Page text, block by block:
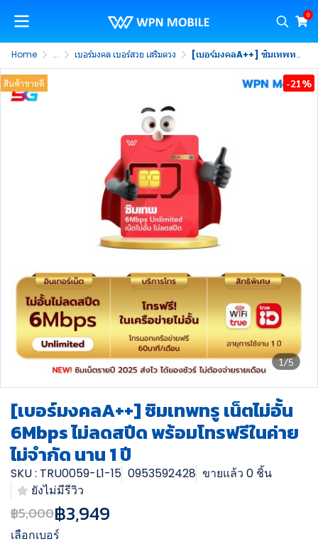
0
Home ... เบอร์มงคล เบอร์สวย เสริมดวง [เบอร์มงคลA++] ซิมเทพทรู เน็ตไม่อั้น 6Mbps ไม่ลดสปีด พร้อมโทรฟรีในค่าย ไม่จำกัด นาน 1 ปี
1/5
สินค้าขายดี -21%
[เบอร์มงคลA++] ซิมเทพทรู เน็ตไม่อั้น
6Mbps ไม่ลดสปีด พร้อมโทรฟรีในค่าย
ไม่จำกัด นาน 1 ปี
SKU : TRU0059-L1-15 0953592428 ขายแล้ว 0 ชิ้น
ยังไม่มีรีวิว
฿5,000฿3,949
เลือกเบอร์